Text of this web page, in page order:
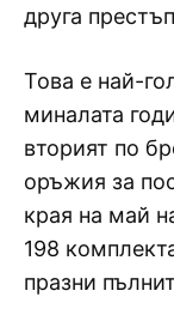
друга
Това е най-
миналата
вторият по
оръжия за
края на май
198
празни